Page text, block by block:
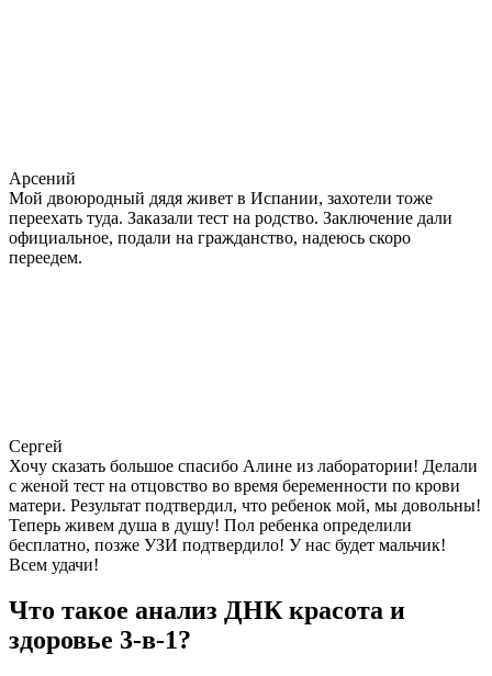
Арсений
Мой двоюродный дядя живет в Испании, захотели тоже
переехать туда. Заказали тест на родство. Заключение дали
официальное, подали на гражданство, надеюсь скоро
переедем.
Сергей
Хочу сказать большое спасибо Алине из лаборатории! Делали
с женой тест на отцовство во время беременности по крови
матери. Результат подтвердил, что ребенок мой, мы довольны!
Теперь живем душа в душу! Пол ребенка определили
бесплатно, позже УЗИ подтвердило! У нас будет мальчик!
Всем удачи!
Что такое анализ ДНК красота и
здоровье 3-в-1?